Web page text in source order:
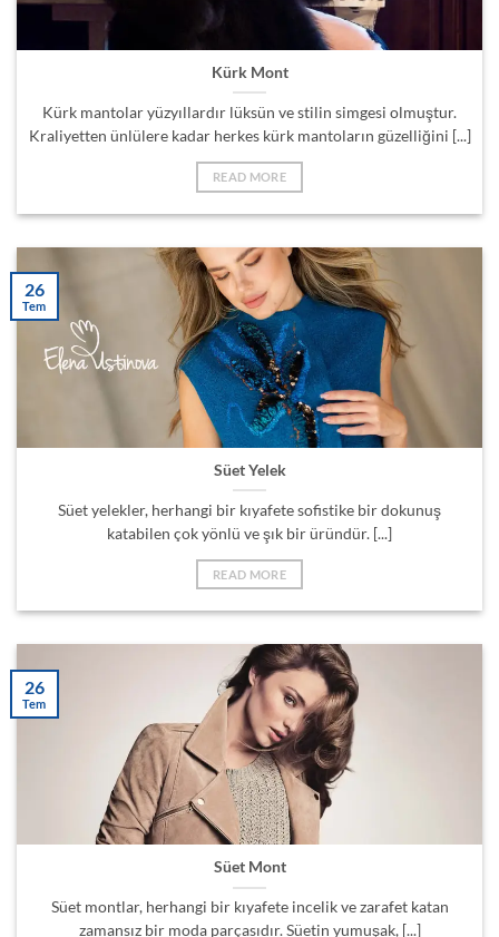
Kürk Mont
Kürk mantolar yüzyıllardır lüksün ve stilin simgesi olmuştur.
Kraliyetten ünlülere kadar herkes kürk mantoların güzelliğini [...]
READ MORE
Süet Yelek
Süet yelekler, herhangi bir kıyafete sofistike bir dokunuş
katabilen çok yönlü ve şık bir üründür. [...]
READ MORE
26
Tem
Süet Mont
Süet montlar, herhangi bir kıyafete incelik ve zarafet katan
zamansız bir moda parçasıdır. Süetin yumuşak, [...]
26
Tem